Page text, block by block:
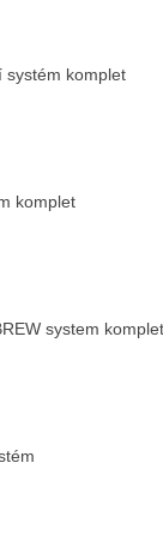
systém komplet
komplet
system komplet